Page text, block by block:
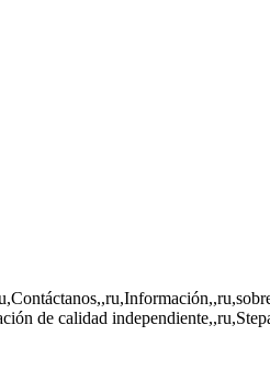
de calidad